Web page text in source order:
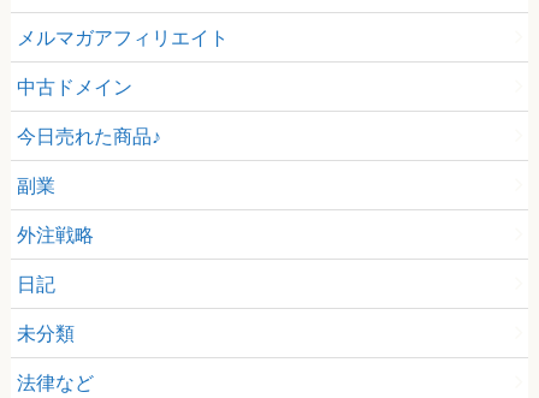
メルマガアフィリエイト
中古ドメイン
今日売れた商品♪
副業
外注戦略
日記
未分類
法律など